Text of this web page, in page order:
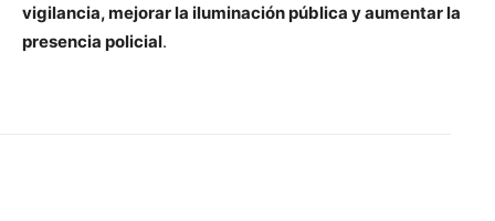
vigilancia, mejorar la iluminación pública y aumentar la
presencia policial.